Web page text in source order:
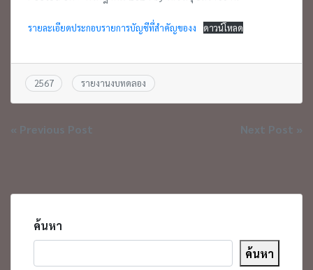
รายละเอียดประกอบรายการบัญชีที่สำคัญของง ดาวน์โหลด
2567 รายงานงบทดลอง
แนะแนว
« Previous Post Next Post »
ค้นหา
ค้นหา